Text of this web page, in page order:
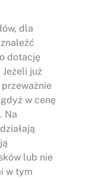
dla
dotację
już
w cenę
Na
lub nie
w tym